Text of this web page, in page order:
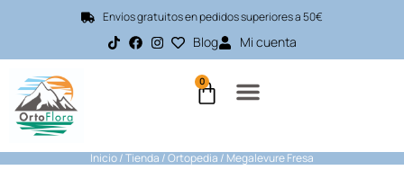
Envíos gratuitos en pedidos superiores a 50€
Blog Mi cuenta
0
Inicio/Tienda /Ortopedia / Megalevure Fresa